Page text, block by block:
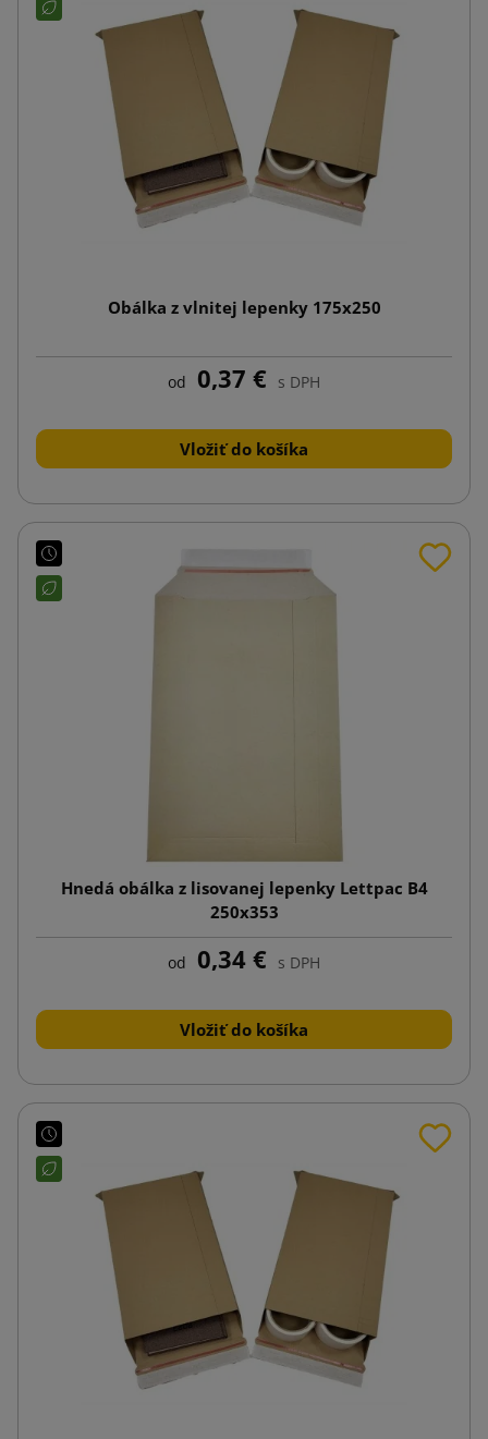
Obálka z vlnitej lepenky 175x250
od 0,37 € s DPH
Vložiť do košíka
Hnedá obálka z lisovanej lepenky Lettpac B4
250x353
od 0,34 € s DPH
Vložiť do košíka